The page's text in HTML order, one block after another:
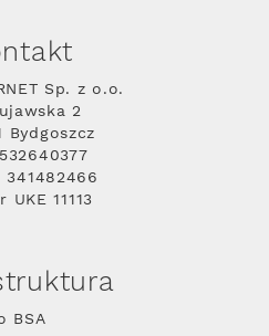
Sp. z o.o.
2
Bydgoszcz
341482466
UKE 11113
BSA